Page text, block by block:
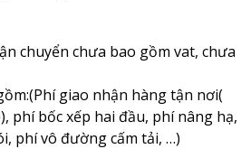
chuyển chưa bao gồm vat, chưa
giao nhận hàng tận nơi(
phí bốc xếp hai đầu, phí nâng hạ,
phí vô đường cấm tải, …)